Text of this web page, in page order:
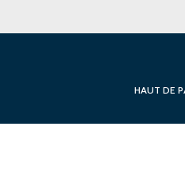
HAUT DE